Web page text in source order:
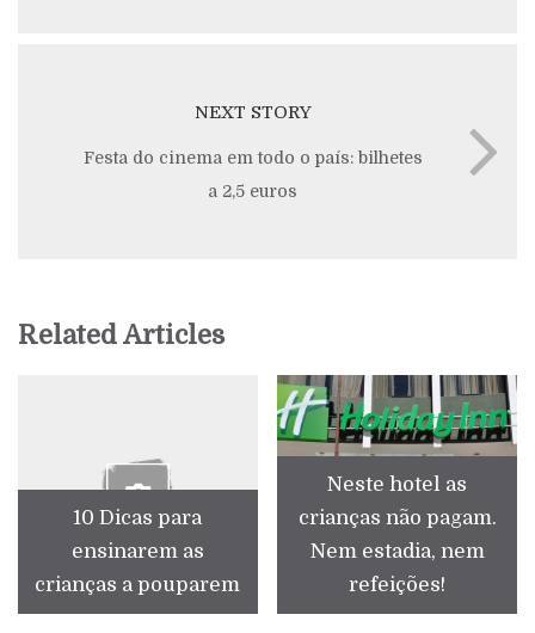
NEXT STORY
Festa do cinema em todo o país: bilhetes
a 2,5 euros
Related Articles
10 Dicas para
ensinarem as
crianças a pouparem
Neste hotel as
crianças não pagam.
Nem estadia, nem
refeições!